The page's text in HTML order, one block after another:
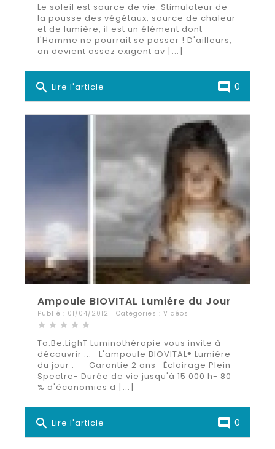
Le soleil est source de vie. Stimulateur de
la pousse des végétaux, source de chaleur
et de lumière, il est un élément dont
l'Homme ne pourrait se passer ! D'ailleurs,
on devient assez exigent av [...]
search Lire l'article comment 0
Ampoule BIOVITAL Lumiére du Jour
Publié : 01/04/2012 | Catégories : Vidéos
star star star star star
To.Be.LighT Luminothérapie vous invite à
découvrir ... L'ampoule BIOVITAL® Lumiére
du jour : - Garantie 2 ans- Éclairage Plein
Spectre- Durée de vie jusqu'à 15 000 h- 80
% d'économies d [...]
search Lire l'article comment 0